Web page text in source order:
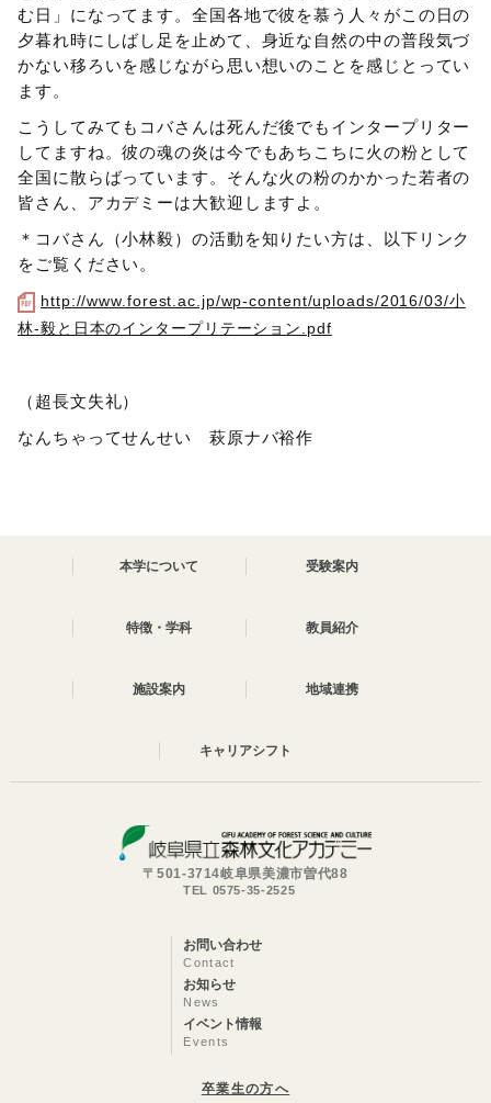
む日」になってます。全国各地で彼を慕う人々がこの日の
夕暮れ時にしばし足を止めて、身近な自然の中の普段気づ
かない移ろいを感じながら思い想いのことを感じとってい
ます。
こうしてみてもコバさんは死んだ後でもインタープリター
してますね。彼の魂の炎は今でもあちこちに火の粉として
全国に散らばっています。そんな火の粉のかかった若者の
皆さん、アカデミーは大歓迎しますよ。
＊コバさん（小林毅）の活動を知りたい方は、以下リンク
をご覧ください。
http://www.forest.ac.jp/wp-content/uploads/2016/03/小
林-毅と日本のインタープリテーション.pdf
（超長文失礼）
なんちゃってせんせい 萩原ナバ裕作
本学について 受験案内
特徴・学科 教員紹介
施設案内 地域連携
キャリアシフト
〒501-3714岐阜県美濃市曽代88
TEL 0575-35-2525
お問い合わせ
Contact
お知らせ
News
イベント情報
Events
卒業生の方へ